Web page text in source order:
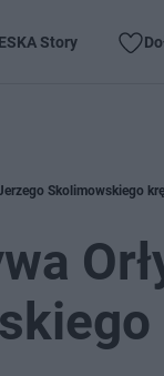
ESKA Story
Skolimowskiego